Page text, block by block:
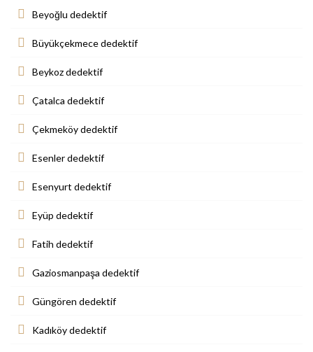
Beyoğlu dedektif
Büyükçekmece dedektif
Beykoz dedektif
Çatalca dedektif
Çekmeköy dedektif
Esenler dedektif
Esenyurt dedektif
Eyüp dedektif
Fatih dedektif
Gaziosmanpaşa dedektif
Güngören dedektif
Kadıköy dedektif